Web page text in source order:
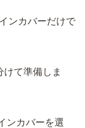
ンカバーだけで
て準備しま
ンカバーを選